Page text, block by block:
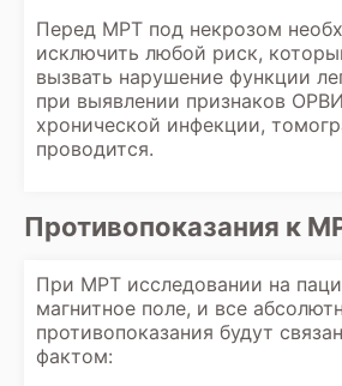
Перед МРТ под некрозом
исключить любой риск,
вызвать нарушение функции
при выявлении признаков
хронической инфекции,
проводится.
Противопоказания к
При МРТ исследовании на
магнитное поле, и все
противопоказания будут
фактом: